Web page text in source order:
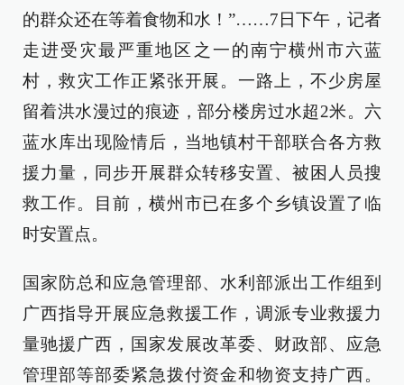
的群众还在等着食物和水！”……7日下午，记者
走进受灾最严重地区之一的南宁横州市六蓝
村，救灾工作正紧张开展。一路上，不少房屋
留着洪水漫过的痕迹，部分楼房过水超2米。六
蓝水库出现险情后，当地镇村干部联合各方救
援力量，同步开展群众转移安置、被困人员搜
救工作。目前，横州市已在多个乡镇设置了临
时安置点。
国家防总和应急管理部、水利部派出工作组到
广西指导开展应急救援工作，调派专业救援力
量驰援广西，国家发展改革委、财政部、应急
管理部等部委紧急拨付资金和物资支持广西。